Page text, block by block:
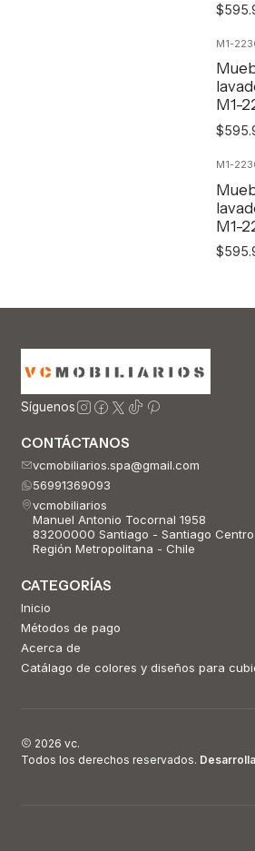
M1-
M1-
M1-
M1-
Síguenos
CONTÁCTANOS
vcmobiliarios.spa@gmail.com
56991369093
vcmobiliarios
Manuel Antonio Tocornal 1958
83200000 Santiago - Santiago Centro
Región Metropolitana - Chile
CATEGORÍAS
Inicio
Métodos de pago
Acerca de
Catálago de colores y diseños para
2026 vc.
Todos los derechos reservados.